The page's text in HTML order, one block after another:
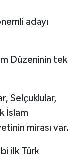
adayı
Düzeninin tek
Selçuklular,
İslam
mirası var.
ilk Türk